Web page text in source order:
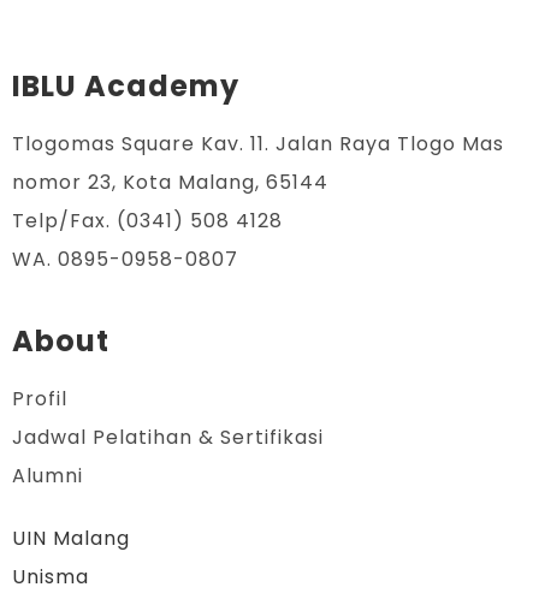
IBLU Academy
Tlogomas Square Kav. 11. Jalan Raya Tlogo Mas
nomor 23, Kota Malang, 65144
Telp/Fax. (0341) 508 4128
WA. 0895-0958-0807
About
Profil
Jadwal Pelatihan & Sertifikasi
Alumni
UIN Malang
Unisma